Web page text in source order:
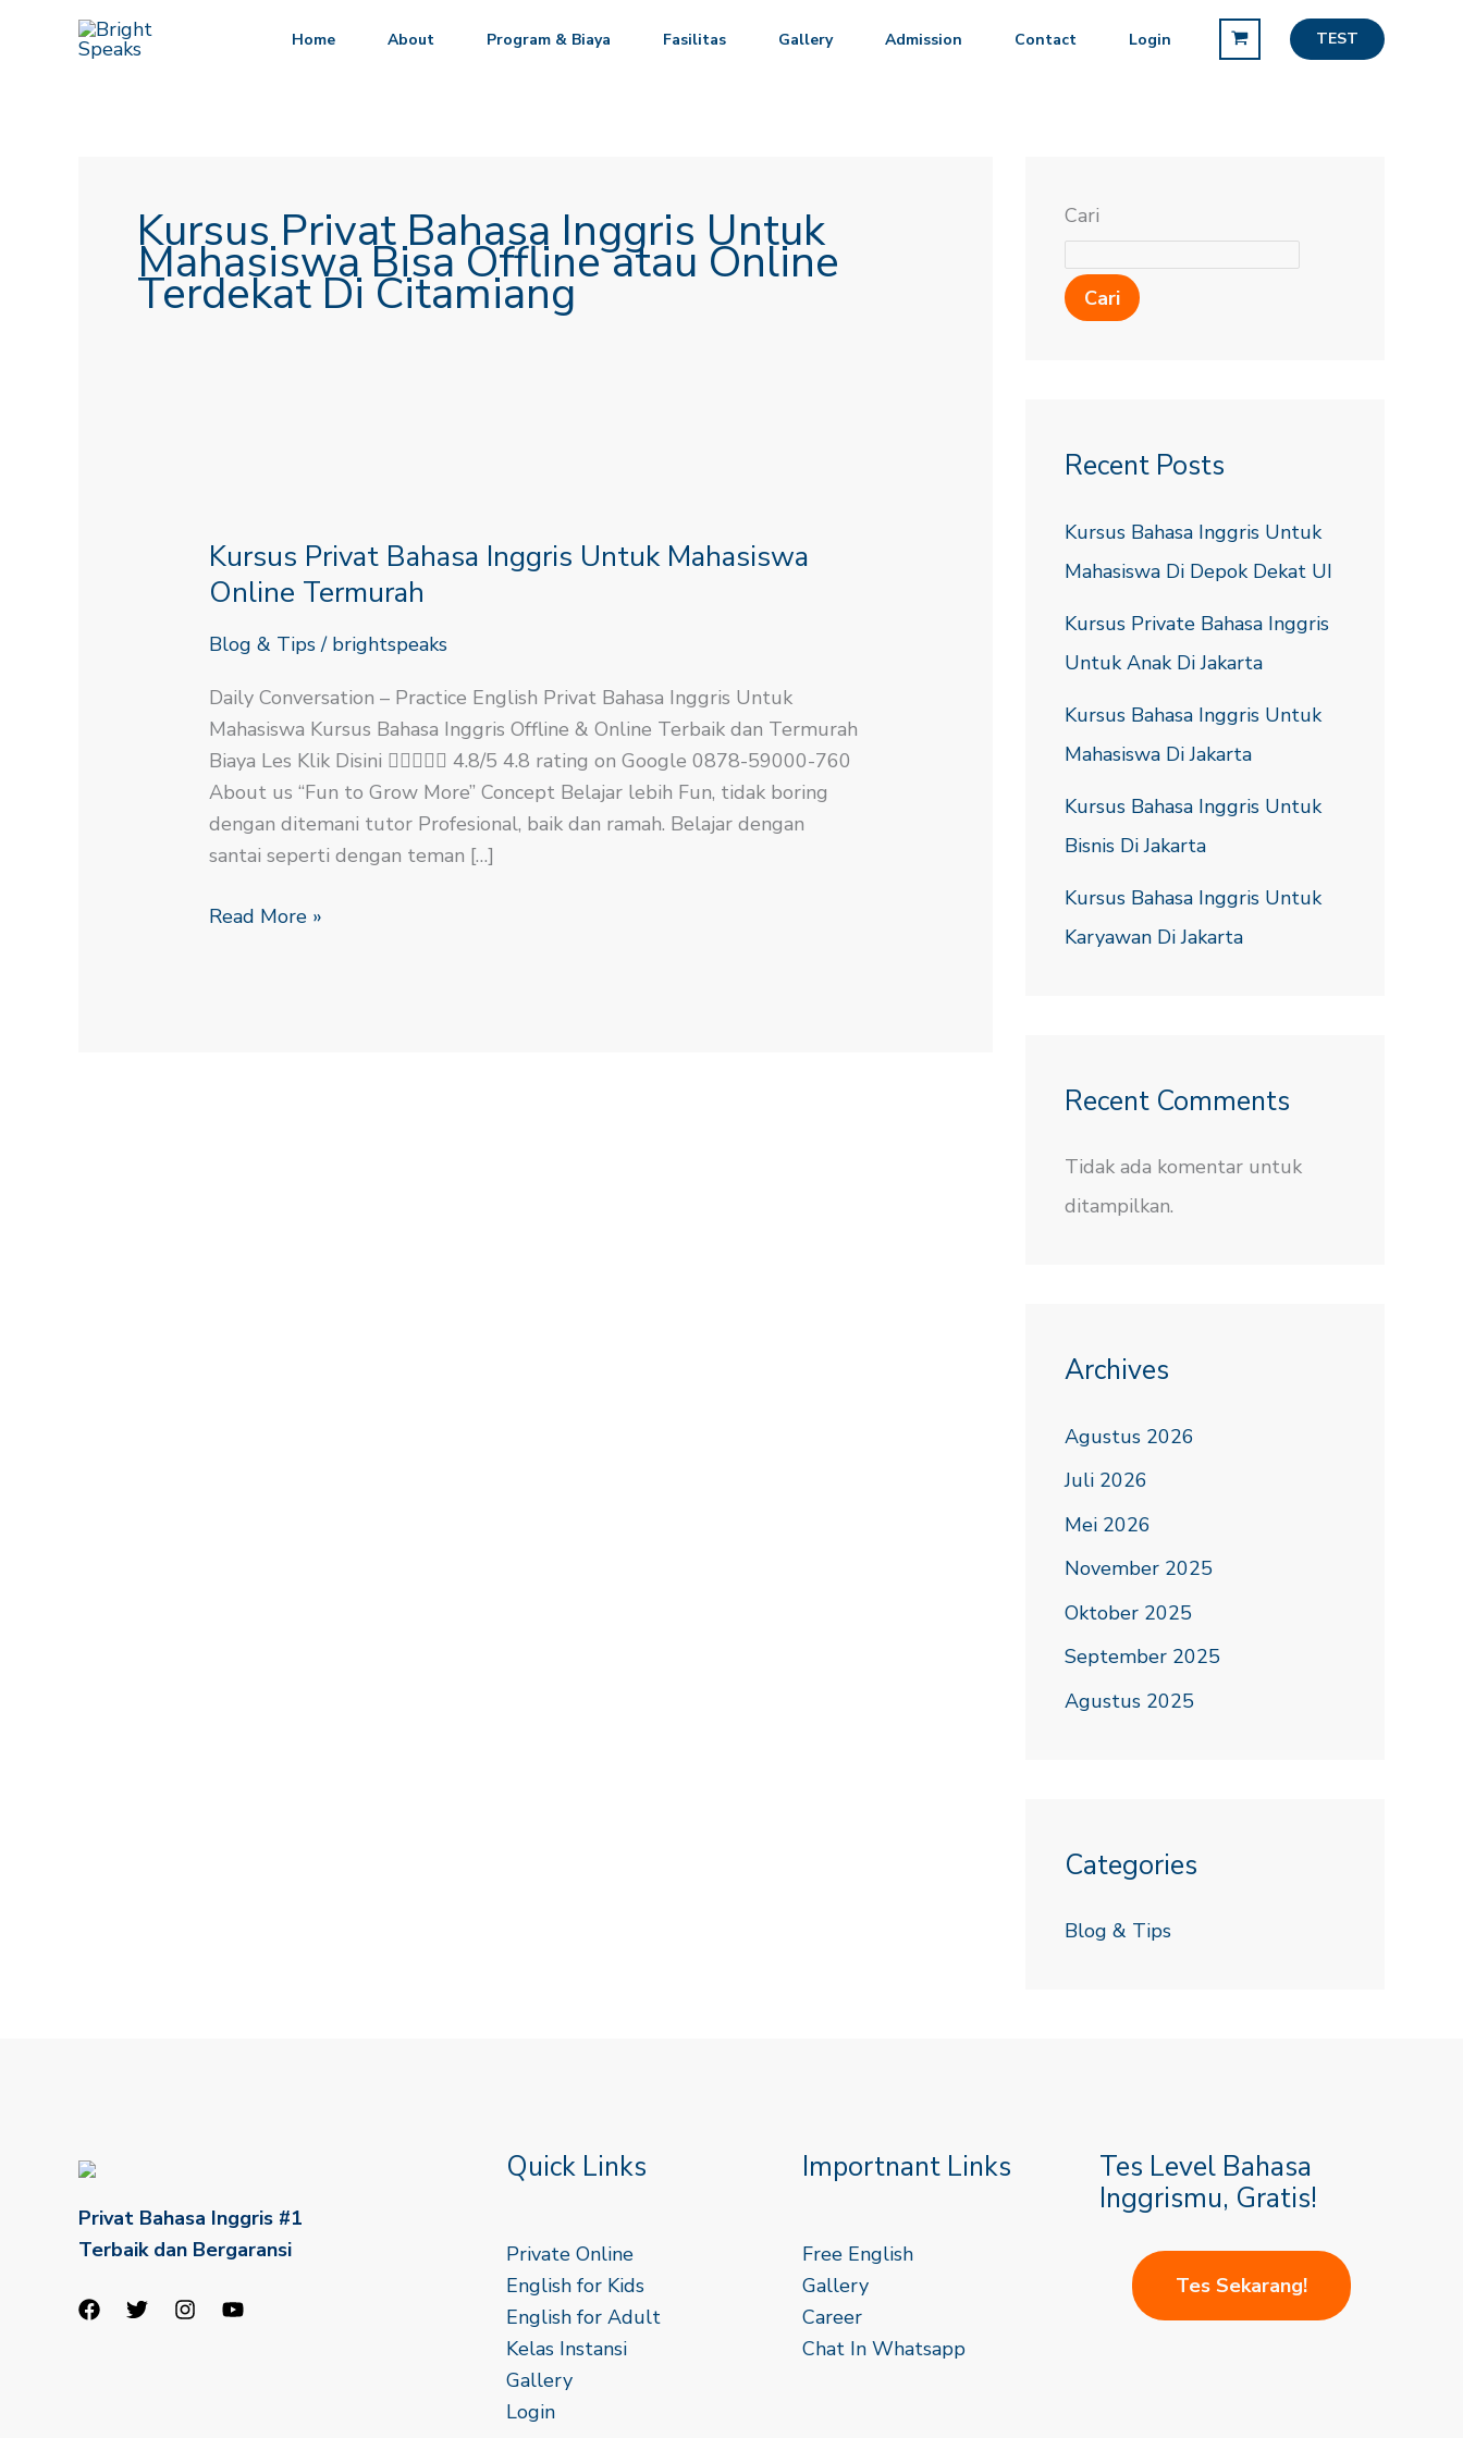
Home About Program & Biaya Fasilitas Gallery Admission Contact Login TEST
Kursus Privat Bahasa Inggris Untuk
Mahasiswa Bisa Offline atau Online
Terdekat Di Citamiang
Kursus Privat Bahasa Inggris Untuk Mahasiswa
Online Termurah
Blog & Tips/ brightspeaks
Daily Conversation – Practice English​ Privat Bahasa Inggris Untuk
Mahasiswa Kursus Bahasa Inggris Offline & Online Terbaik dan Termurah
Biaya Les Klik Disini  4.8/5 4.8 rating on Google 0878-59000-760
About us “Fun to Grow More” Concept Belajar lebih Fun, tidak boring
dengan ditemani tutor Profesional, baik dan ramah. Belajar dengan
santai seperti dengan teman […]
Bahasa
Inggris
Mahasiswa
Termurah
Read More »
Cari
Cari
Recent Posts
Kursus Bahasa Inggris Untuk
Mahasiswa Di Depok Dekat UI
Kursus Private Bahasa Inggris
Untuk Anak Di Jakarta
Kursus Bahasa Inggris Untuk
Mahasiswa Di Jakarta
Kursus Bahasa Inggris Untuk
Bisnis Di Jakarta
Kursus Bahasa Inggris Untuk
Karyawan Di Jakarta
Recent Comments
Tidak ada komentar untuk
ditampilkan.
Archives
Agustus 2026
Juli 2026
Mei 2026
November 2025
Oktober 2025
September 2025
Agustus 2025
Categories
Blog & Tips
Privat Bahasa Inggris #1
Terbaik dan Bergaransi
Quick Links
Private Online
English for Kids
English for Adult
Kelas Instansi
Gallery
Login
Importnant Links
Free English
Gallery
Career
Chat In Whatsapp
Tes Level Bahasa
Inggrismu, Gratis!
Tes Sekarang!